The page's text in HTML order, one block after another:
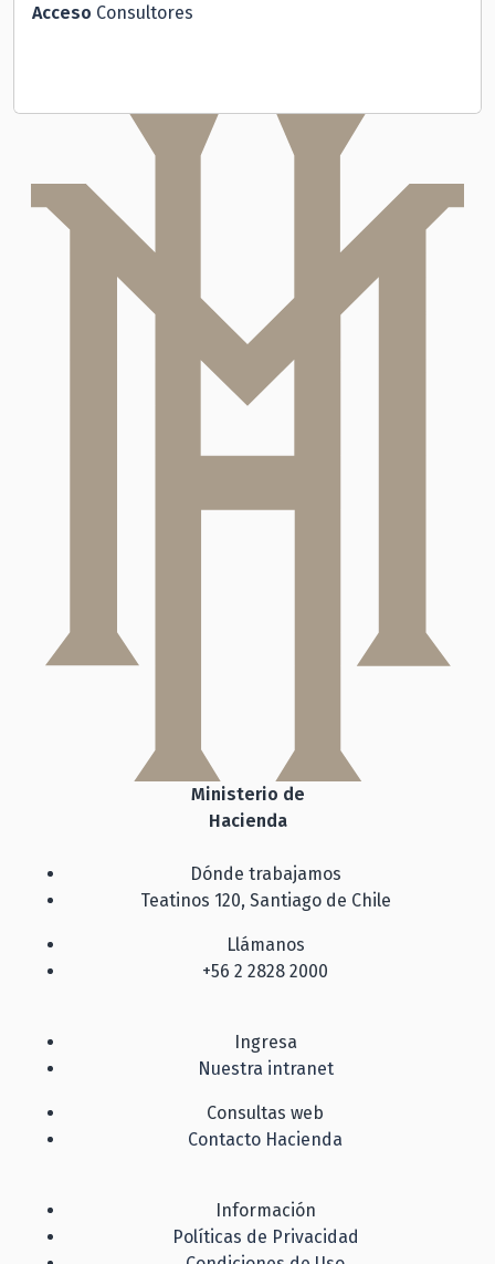
Acceso Consultores
Ministerio de
Hacienda
Dónde trabajamos
Teatinos 120, Santiago de Chile
Llámanos
+56 2 2828 2000
Ingresa
Nuestra intranet
Consultas web
Contacto Hacienda
Información
Políticas de Privacidad